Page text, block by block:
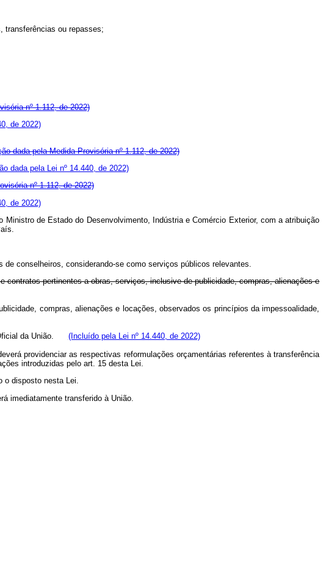
transferências ou repasses;
nº 1.112, de 2022)
de 2022)
dada pela Medida Provisória nº 1.112, de 2022)
dada pela Lei nº 14.440, de 2022)
nº 1.112, de 2022)
de 2022)
de Estado do Desenvolvimento, Indústria e Comércio Exterior, com a atribuição
conselheiros, considerando-se como serviços públicos relevantes.
pertinentes a obras, serviços, inclusive de publicidade, compras, alienações e
compras, alienações e locações, observados os princípios da impessoalidade,
da União. (Incluído pela Lei nº 14.440, de 2022)
providenciar as respectivas reformulações orçamentárias referentes à transferência
introduzidas pelo art. 15 desta Lei.
o disposto nesta Lei.
imediatamente transferido à União.